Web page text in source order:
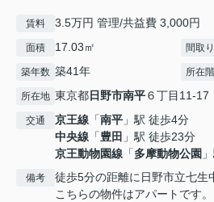
賃料 3.5万円 管理/共益費 3,000円
面積 17.03㎡ 間取り
築年数 築41年 所在階
所在地 東京都日野市南平６丁目11-17
交通 京王線 「南平 」駅 徒歩4分
中央線 「豊田 」駅 徒歩23分
京王動物園線 「多摩動物公園
備考
徒歩5分の距離に日野市立七生
こちらの物件はアパートです